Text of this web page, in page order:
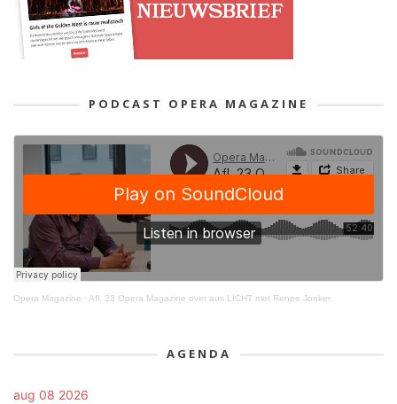
PODCAST OPERA MAGAZINE
Opera Magazine · Afl. 23 Opera Magazine over aus LICHT met Renee Jonker
AGENDA
aug 08 2026